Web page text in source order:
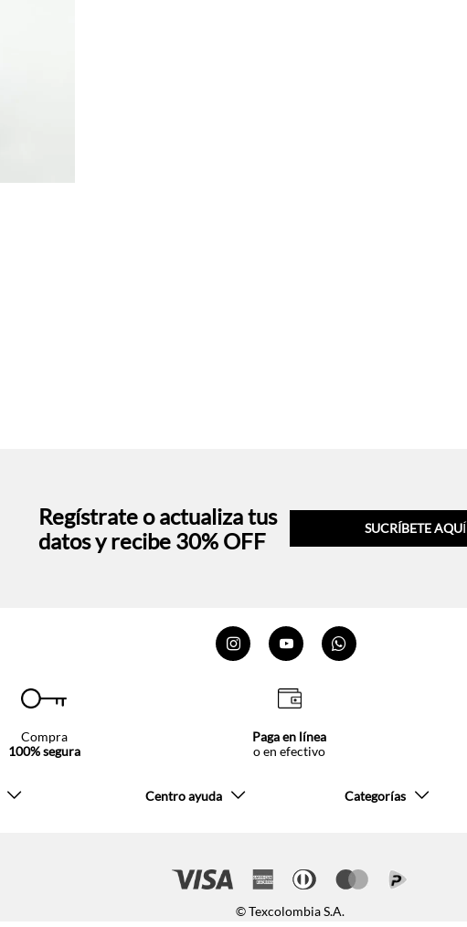
Regístrate o actualiza tus
datos y recibe 30% OFF
SUCRÍBETE AQUÍ
Compra
100% segura
Paga en línea
o en efectivo
Centro ayuda Categorías
© Texcolombia S.A.